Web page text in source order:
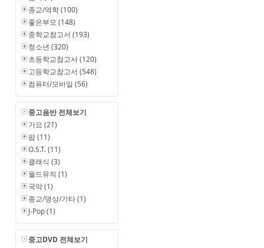
종교/역학 (100)
좋은부모 (148)
중학교참고서 (193)
청소년 (320)
초등학교참고서 (120)
고등학교참고서 (548)
컴퓨터/모바일 (56)
중고음반 전체보기
가요 (21)
팝 (11)
O.S.T. (11)
클래식 (3)
월드뮤직 (1)
국악 (1)
종교/명상/기타 (1)
J-Pop (1)
중고DVD 전체보기